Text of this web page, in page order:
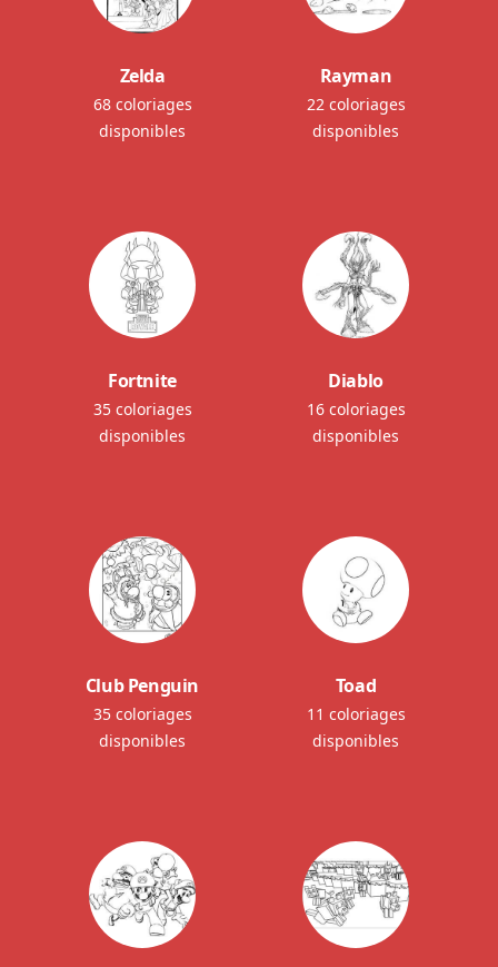
Zelda
68 coloriages
disponibles
Rayman
22 coloriages
disponibles
Fortnite
35 coloriages
disponibles
Diablo
16 coloriages
disponibles
Club Penguin
35 coloriages
disponibles
Toad
11 coloriages
disponibles